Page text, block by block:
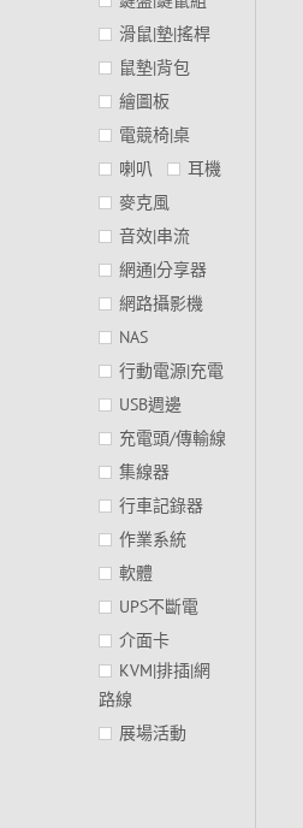
滑鼠|墊|搖桿
鼠墊|背包
繪圖板
電競椅|桌
喇叭
耳機
麥克風
音效|串流
網通|分享器
網路攝影機
NAS
行動電源|充電
USB週邊
充電頭/傳輸線
集線器
行車記錄器
作業系統
軟體
UPS不斷電
介面卡
KVM|排插|網
路線
展場活動